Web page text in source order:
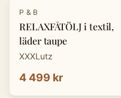
P & B
RELAXFÅTÖLJ i textil,
läder taupe
XXXLutz
4 499 kr